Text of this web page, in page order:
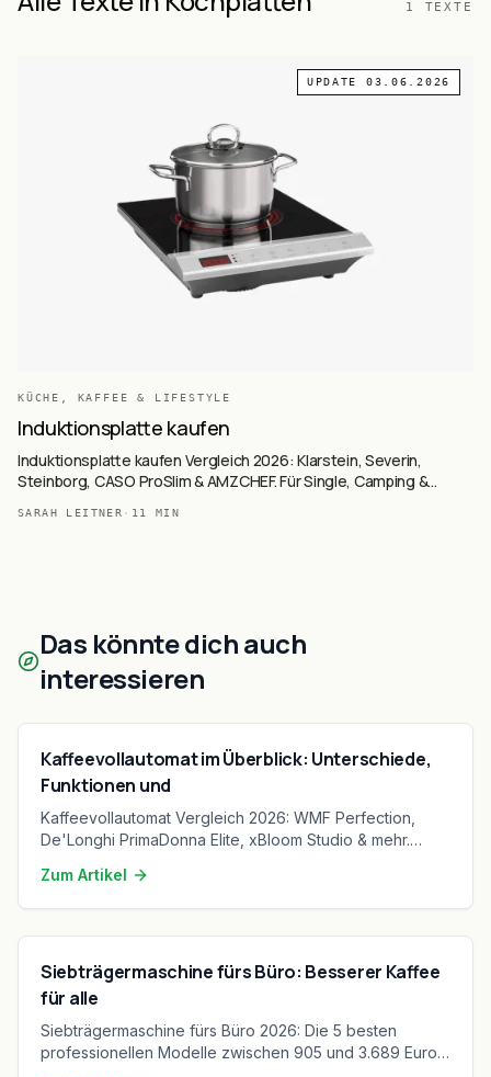
1 TEXTE
UPDATE 03.06.2026
KÜCHE, KAFFEE & LIFESTYLE
Induktionsplatte kaufen
Induktionsplatte kaufen Vergleich 2026: Klarstein, Severin,
Steinborg, CASO ProSlim & AMZCHEF. Für Single, Camping &
SARAH LEITNER · 11 MIN
Das könnte dich auch
interessieren
Kaffeevollautomat im Überblick: Unterschiede,
Funktionen und
Kaffeevollautomat Vergleich 2026: WMF Perfection,
De'Longhi PrimaDonna Elite, xBloom Studio & mehr.
€.
Zum Artikel
Siebträgermaschine fürs Büro: Besserer Kaffee
für alle
Siebträgermaschine fürs Büro 2026: Die 5 besten
professionellen Modelle zwischen 905 und 3.689 Euro.